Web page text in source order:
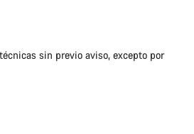
sin previo aviso, excepto por